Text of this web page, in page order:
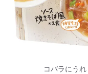
コバラにう